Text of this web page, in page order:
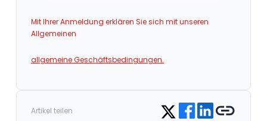
Mit Ihrer Anmeldung erklären Sie sich mit unseren
Allgemeinen
allgemeine Geschäftsbedingungen.
Artikel teilen Share on Twitter
Share on Facebook
Share on LinkedIn
Copy link